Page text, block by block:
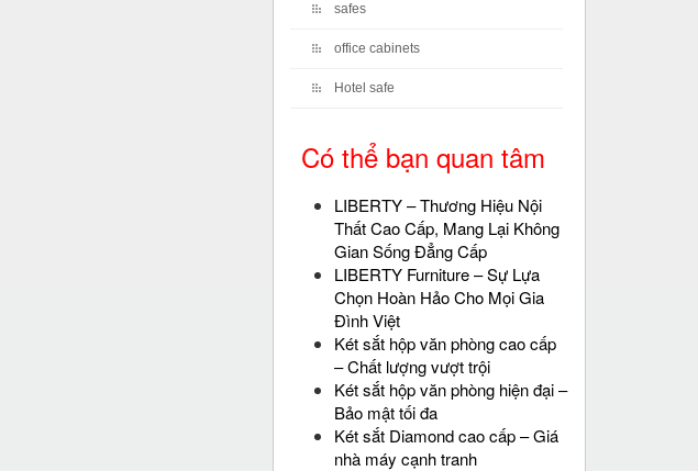
safes
office cabinets
Hotel safe
Có thể bạn quan tâm
LIBERTY – Thương Hiệu Nội
Thất Cao Cấp, Mang Lại Không
Gian Sống Đẳng Cấp
LIBERTY Furniture – Sự Lựa
Chọn Hoàn Hảo Cho Mọi Gia
Đình Việt
Két sắt hộp văn phòng cao cấp
– Chất lượng vượt trội
Két sắt hộp văn phòng hiện đại –
Bảo mật tối đa
Két sắt Diamond cao cấp – Giá
nhà máy cạnh tranh